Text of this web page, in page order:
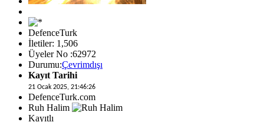
DefenceTurk
İletiler: 1,506
Üyeler No :62972
Durumu:Çevrimdışı
Kayıt Tarihi
21 Ocak 2025, 21:46:26
DefenceTurk.com
Ruh Halim
Kayıtlı